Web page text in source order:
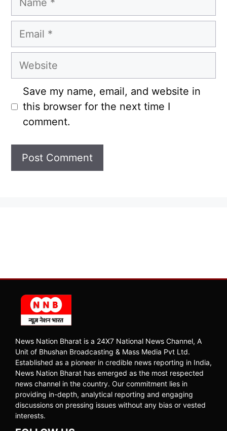
Email
Website
Save my name, email, and website in
this browser for the next time I
comment.
News Nation Bharat is a 24X7 National News Channel, A
Unit of Bhushan Broadcasting & Mass Media Pvt Ltd.
Established as a pioneer in credible news reporting in India,
News Nation Bharat has emerged as the most respected
news channel in the country. Our commitment lies in
providing in-depth, analytical reporting and engaging
discussions on pressing issues without any bias or vested
interests.